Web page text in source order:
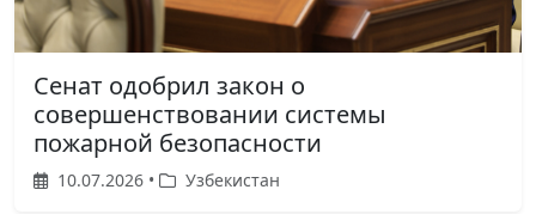
Сенат одобрил закон о
совершенствовании системы
пожарной безопасности
10.07.2026 • Узбекистан